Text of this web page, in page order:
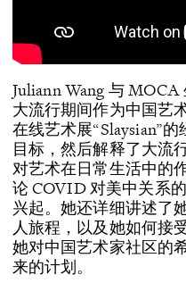
Juliann Wang 与
大流行期间作为中国艺
在线艺术展“Slaysian”
目标，然后解释了大流
对艺术在日常生活中的
论 COVID 对美中关系
兴起。她还详细讲述了
人旅程，以及她如何接
她对中国艺术家社区的
来的计划。